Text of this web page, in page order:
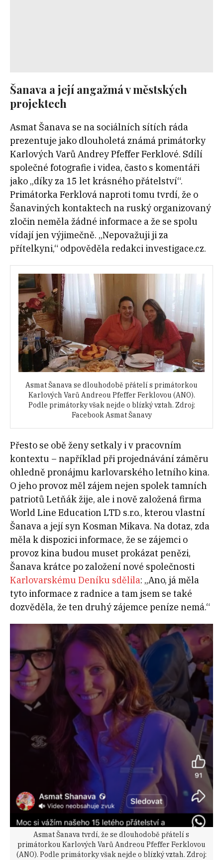
Šanava a její angažmá v městských
projektech
Asmat Šanava se na sociálních sítích ráda
prezentuje jako dlouholetá známá primátorky
Karlových Varů Andrey Pfeffer Ferklové. Sdílí
společné fotografie i videa, často s komentáři
jako „díky za 15 let krásného přátelství“.
Primátorka Ferklová naproti tomu tvrdí, že o
Šanaviných kontaktech na ruský organizovaný
zločin neměla žádné informace a že se spolu
vídají jen výjimečně. „Nepovažuji ji za
přítelkyni,“ odpověděla redakci investigace.cz.
Asmat Šanava se dlouhodobě přátelí s primátorkou
Karlových Varů Andreou Pfeffer Ferklovou (ANO).
Podle primátorky však nejde o blízký vztah. Zdroj:
Facebook Asmat Šanavy
Přesto se obě ženy setkaly i v pracovním
kontextu – například při projednávání záměru
ohledně pronájmu karlovarského letního kina.
O jeho provoz měl zájem nejen spolek tamních
patriotů Letňák žije, ale i nově založená firma
World Line Education LTD s.r.o., kterou vlastní
Šanava a její syn Kosman Mikava. Na dotaz, zda
měla k dispozici informace, že se zájemci o
provoz kina budou muset prokázat penězi,
Šanava krátce po založení nové společnosti
Karlovarskému Deníku sdělila: „Ano, já měla
tyto informace z radnice a tam jsem se také
dozvěděla, že ten druhý zájemce peníze nemá.“
Asmat Šanava tvrdí, že se dlouhodobě přátelí s
primátorkou Karlových Varů Andreou Pfeffer Ferklovou
(ANO). Podle primátorky však nejde o blízký vztah. Zdroj: